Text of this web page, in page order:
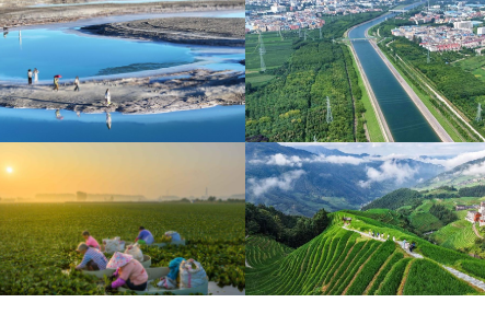
海大柴旦翡翠湖晶莹剔
南水北调中线工程调水突
破800亿立方米